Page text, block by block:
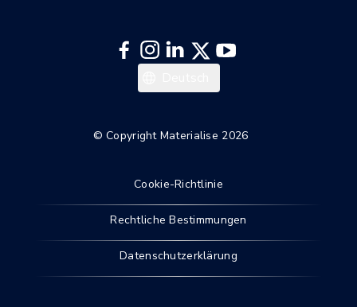
Français
© Copyright Materialise 2026
Cookie-Richtlinie
Rechtliche Bestimmungen
Datenschutzerklärung